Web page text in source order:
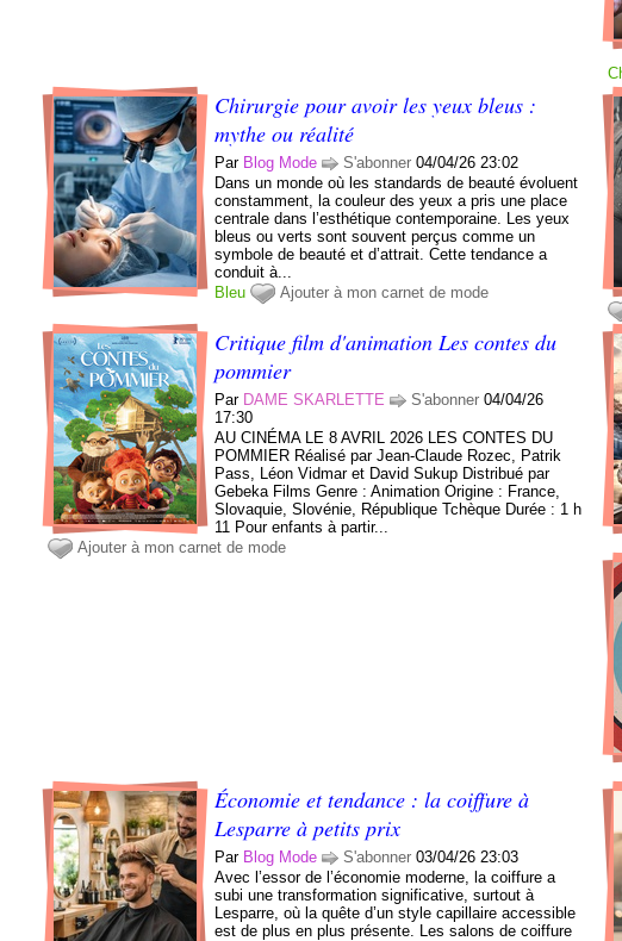
Chirurgie pour avoir les yeux bleus :
mythe ou réalité
Par Blog Mode S'abonner 04/04/26 23:02
Dans un monde où les standards de beauté évoluent
constamment, la couleur des yeux a pris une place
centrale dans l’esthétique contemporaine. Les yeux
bleus ou verts sont souvent perçus comme un
symbole de beauté et d’attrait. Cette tendance a
conduit à...
Bleu
Ajouter à mon carnet de mode
Critique film d'animation Les contes du
pommier
Par DAME SKARLETTE S'abonner 04/04/26
17:30
AU CINÉMA LE 8 AVRIL 2026 LES CONTES DU
POMMIER Réalisé par Jean-Claude Rozec, Patrik
Pass, Léon Vidmar et David Sukup Distribué par
Gebeka Films Genre : Animation Origine : France,
Slovaquie, Slovénie, République Tchèque Durée : 1 h
11 Pour enfants à partir...
Ajouter à mon carnet de mode
Économie et tendance : la coiffure à
Lesparre à petits prix
Par Blog Mode S'abonner 03/04/26 23:03
Avec l’essor de l’économie moderne, la coiffure a
subi une transformation significative, surtout à
Lesparre, où la quête d’un style capillaire accessible
est de plus en plus présente. Les salons de coiffure